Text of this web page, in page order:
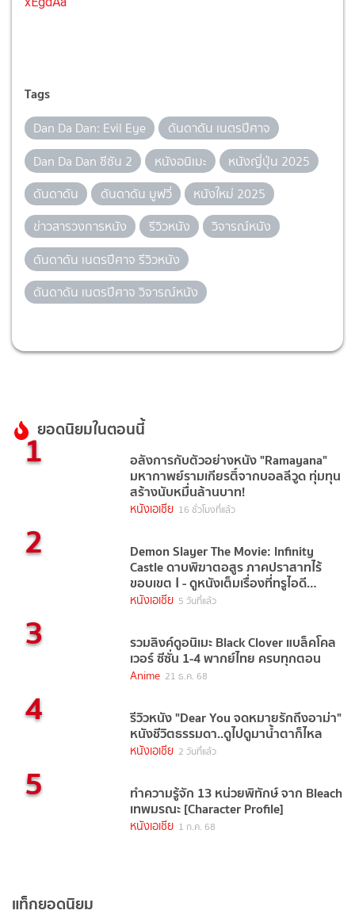
Tags
Dan Da Dan: Evil Eye
ดันดาดัน เนตรปีศาจ
Dan Da Dan ซีซัน 2
หนังอนิเมะ
หนังญี่ปุ่น 2025
ดันดาดัน
ดันดาดัน มูฟวี่
หนังใหม่ 2025
ข่าวสารวงการหนัง
รีวิวหนัง
วิจารณ์หนัง
ดันดาดัน เนตรปีศาจ รีวิวหนัง
ดันดาดัน เนตรปีศาจ วิจารณ์หนัง
ยอดนิยมในตอนนี้
1 อลังการกับตัวอย่างหนัง "Ramayana"
มหากาพย์รามเกียรติ์จากบอลลีวูด ทุ่มทุน
สร้างนับหมื่นล้านบาท!
หนังเอเชีย 16 ชั่วโมงที่แล้ว
2 Demon Slayer The Movie: Infinity
Castle ดาบพิฆาตอสูร ภาคปราสาทไร้
ขอบเขต Ⅰ - ดูหนังเต็มเรื่องที่ทรูไอดี
(Movie of the Day)
หนังเอเชีย 5 วันที่แล้ว
3 รวมลิงค์ดูอนิเมะ Black Clover แบล็คโคล
เวอร์ ซีซั่น 1-4 พากย์ไทย ครบทุกตอน
Anime 21 ธ.ค. 68
4 รีวิวหนัง "Dear You จดหมายรักถึงอาม่า"
หนังชีวิตธรรมดา..ดูไปดูมาน้ำตาก็ไหล
หนังเอเชีย 2 วันที่แล้ว
5 ทำความรู้จัก 13 หน่วยพิทักษ์ จาก Bleach
เทพมรณะ [Character Profile]
หนังเอเชีย 1 ก.ค. 68
แท็กยอดนิยม